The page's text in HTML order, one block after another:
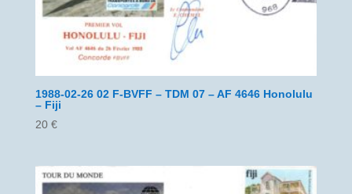
1988-02-26 02 F-BVFF – TDM 07 – AF 4646 Honolulu
– Fiji
20 €